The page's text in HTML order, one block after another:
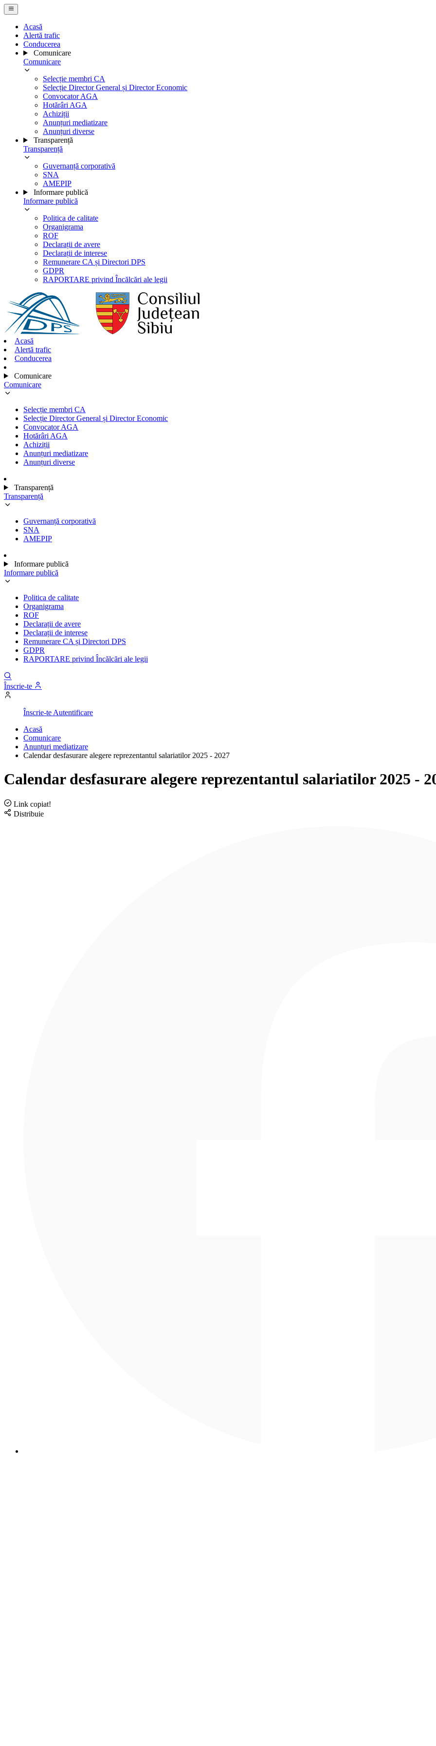
Acasă
Alertă trafic
Conducerea
Comunicare
Comunicare
Selecție membri CA
Selecție Director General și Director Economic
Convocator AGA
Hotărâri AGA
Achiziții
Anunțuri mediatizare
Anunțuri diverse
Transparență
Transparență
Guvernanță corporativă
SNA
AMEPIP
Informare publică
Informare publică
Politica de calitate
Organigrama
ROF
Declarații de avere
Declarații de interese
Remunerare CA și Directori DPS
GDPR
RAPORTARE privind Încălcări ale legii
Acasă
Alertă trafic
Conducerea
Comunicare
Comunicare
Selecție membri CA
Selecție Director General și Director Economic
Convocator AGA
Hotărâri AGA
Achiziții
Anunțuri mediatizare
Anunțuri diverse
Transparență
Transparență
Guvernanță corporativă
SNA
AMEPIP
Informare publică
Informare publică
Politica de calitate
Organigrama
ROF
Declarații de avere
Declarații de interese
Remunerare CA și Directori DPS
GDPR
RAPORTARE privind Încălcări ale legii
Înscrie-te
Înscrie-te Autentificare
Acasă
Comunicare
Anunțuri mediatizare
Calendar desfasurare alegere reprezentantul salariatilor 2025 - 2027
Calendar desfasurare alegere reprezentantul salariatilor 2025 -
Link copiat!
Distribuie